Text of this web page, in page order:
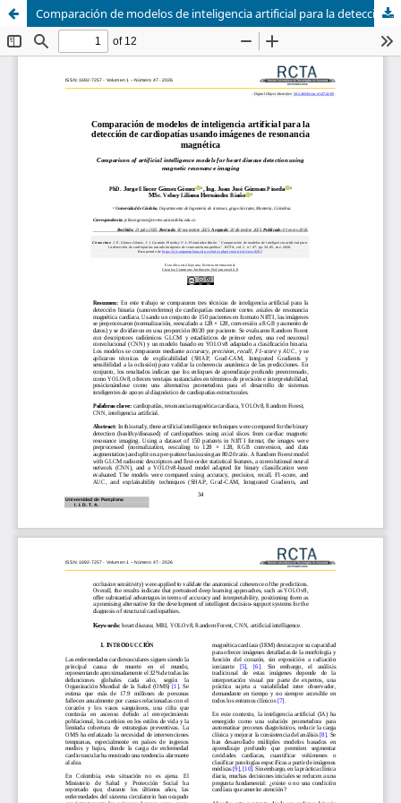
Comparación de modelos de inteligencia artificial para la detección de cardiopatías usando imágenes de resonancia magnética